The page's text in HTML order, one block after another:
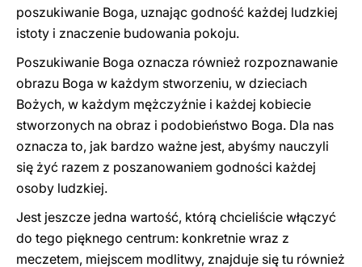
poszukiwanie Boga, uznając godność każdej ludzkiej
istoty i znaczenie budowania pokoju.
Poszukiwanie Boga oznacza również rozpoznawanie
obrazu Boga w każdym stworzeniu, w dzieciach
Bożych, w każdym mężczyźnie i każdej kobiecie
stworzonych na obraz i podobieństwo Boga. Dla nas
oznacza to, jak bardzo ważne jest, abyśmy nauczyli
się żyć razem z poszanowaniem godności każdej
osoby ludzkiej.
Jest jeszcze jedna wartość, którą chcieliście włączyć
do tego pięknego centrum: konkretnie wraz z
meczetem, miejscem modlitwy, znajduje się tu również